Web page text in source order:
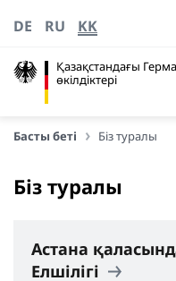
Қазақстандағы
өкілдіктері
DE RU KK
Басты беті Біз туралы
Біз туралы
Астана
Елшілігі